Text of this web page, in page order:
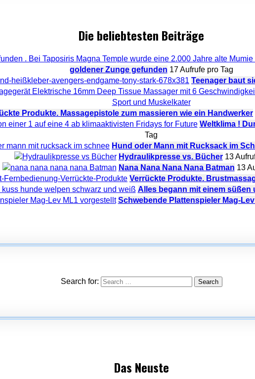
Die beliebtesten Beiträge
goldener Zunge gefunden 17 Aufrufe pro Tag
Teenager baut
Produkte. Massagepistole zum massieren wie ein Handwerker
Weltklima !
Tag
Hund oder Mann mit Rucksack im
Hydraulikpresse vs. Bücher 13
Nana Nana Nana Nana Batman 13
Verrückte Produkte.
Alles begann mit einem
Schwebende Plattenspieler Mag-
Search for:
Das Neuste